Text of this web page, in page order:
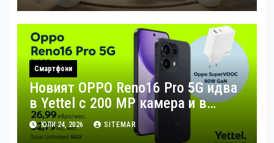
Смартфони
Новият OPPO Reno16 Pro 5G идва
в Yettel с 200 MP камера и в
комплект с 80W зарядно за бързо
зареждане
ЮЛИ 24, 2026 SITEMAR